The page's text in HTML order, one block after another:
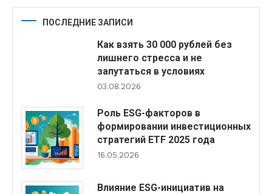
ПОСЛЕДНИЕ ЗАПИСИ
Как взять 30 000 рублей без
лишнего стресса и не
запутаться в условиях
03.08.2026
Роль ESG-факторов в
формировании инвестиционных
стратегий ETF 2025 года
16.05.2026
Влияние ESG-инициатив на